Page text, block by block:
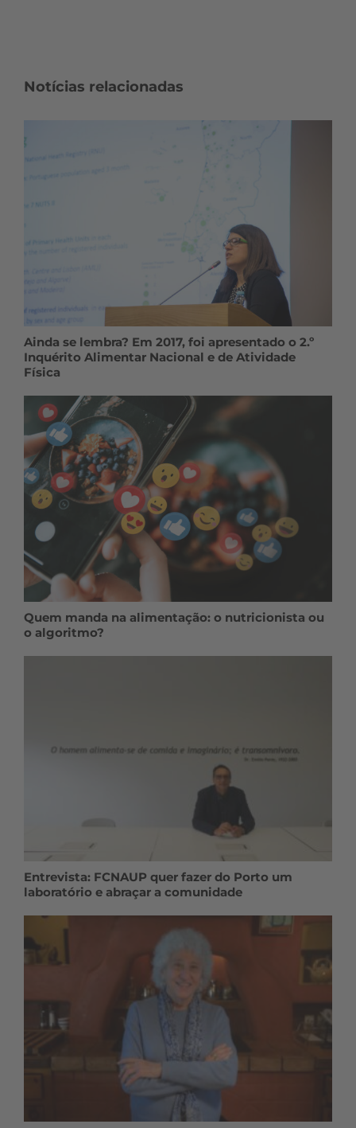
Notícias relacionadas
Ainda se lembra? Em 2017, foi apresentado o 2.º
Inquérito Alimentar Nacional e de Atividade
Física
Quem manda na alimentação: o nutricionista ou
o algoritmo?
Entrevista: FCNAUP quer fazer do Porto um
laboratório e abraçar a comunidade